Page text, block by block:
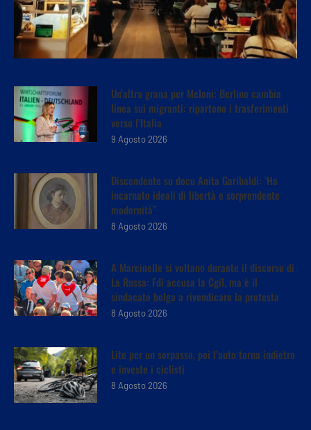
Un’altra grana per Meloni: Berlino cambia
linea sui migranti: ripartono i trasferimenti
verso l’Italia
9 Agosto 2026
Discendente su docu Anita Garibaldi: ‘Ha
incarnato ideali di libertà e sorprendente
modernità”
8 Agosto 2026
A Marcinelle si voltano durante il discorso di
La Russa: Fdi accusa la Cgil, ma è il
sindacato belga a rivendicare la protesta
8 Agosto 2026
Lite per un sorpasso, poi l’auto torna indietro
e investe i ciclisti
8 Agosto 2026